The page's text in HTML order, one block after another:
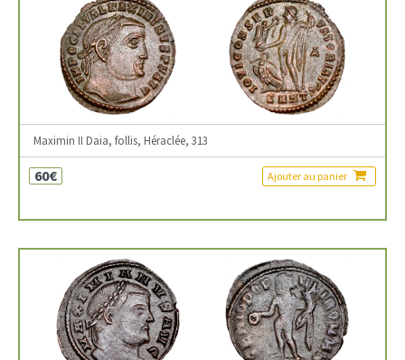
Maximin II Daia, follis, Héraclée, 313
60€ Ajouter au panier